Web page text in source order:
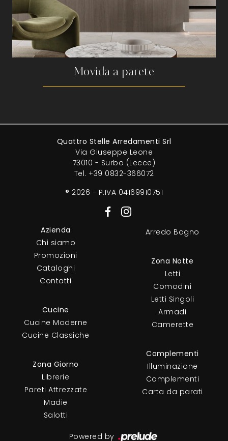
Movida a parete
Quattro Stelle Arredamenti Srl
Via Giuseppe Leone
73010 - Surbo (Lecce)
Tel. +39 0832-366072
® 2026 - P.IVA 04169910751
Azienda
Chi siamo
Promozioni
Cataloghi
Contatti
Cucine
Cucine Moderne
Cucine Classiche
Zona Giorno
Librerie
Pareti Attrezzate
Madie
Salotti
Arredo Bagno
Zona Notte
Letti
Comodini
Letti Singoli
Armadi
Camerette
Complementi
Illuminazione
Complementi
Carta da parati
Powered by